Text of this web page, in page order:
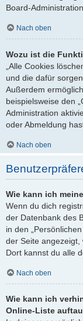
Board-
Nach oben
Wozu ist die
„Alle Cookies
und die dafür
Außerdem
beispielsweise den
Administration
oder Abmeldung
Nach oben
Wie kann ich
Wenn du dich
der Datenbank des
in den
der Seite angezeigt,
Dort kannst du alle
Nach oben
Wie kann ich
Online-Liste